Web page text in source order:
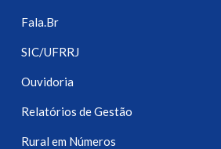
Fala.Br
SIC/UFRRJ
Ouvidoria
Relatórios de Gestão
Rural em Números